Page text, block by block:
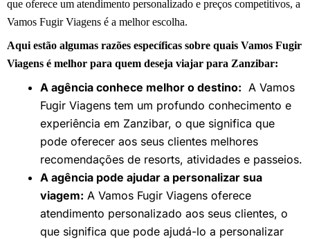
que oferece um atendimento personalizado e preços competitivos, a
Vamos Fugir Viagens é a melhor escolha.
Aqui estão algumas razões específicas sobre quais Vamos Fugir
Viagens é melhor para quem deseja viajar para Zanzibar:
A agência conhece melhor o destino: A Vamos
Fugir Viagens tem um profundo conhecimento e
experiência em Zanzibar, o que significa que
pode oferecer aos seus clientes melhores
recomendações de resorts, atividades e passeios.
A agência pode ajudar a personalizar sua
viagem: A Vamos Fugir Viagens oferece
atendimento personalizado aos seus clientes, o
que significa que pode ajudá-lo a personalizar